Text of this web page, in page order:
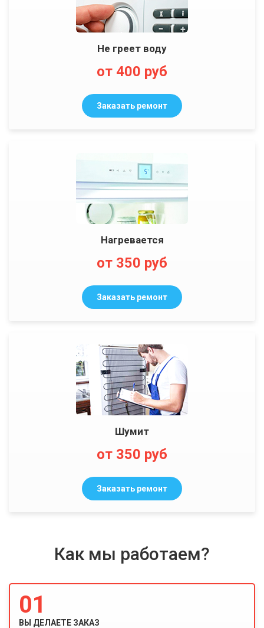
Не греет воду
от 400 руб
Заказать ремонт
Нагревается
от 350 руб
Заказать ремонт
Шумит
от 350 руб
Заказать ремонт
Как мы работаем?
01
ВЫ ДЕЛАЕТЕ ЗАКАЗ